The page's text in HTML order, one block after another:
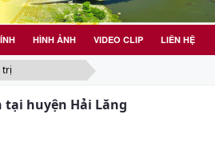
HÌNH ẢNH VIDEO CLIP LIÊN HỆ
trị
tại huyện Hải Lăng